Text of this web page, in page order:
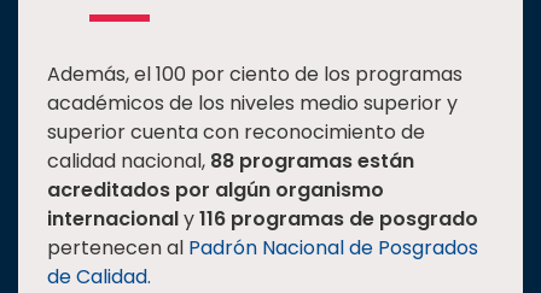
Además, el 100 por ciento de los programas
académicos de los niveles medio superior y
superior cuenta con reconocimiento de
calidad nacional, 88 programas están
acreditados por algún organismo
internacionaly116 programas de posgrado
pertenecen al Padrón Nacional de Posgrados
de Calidad.